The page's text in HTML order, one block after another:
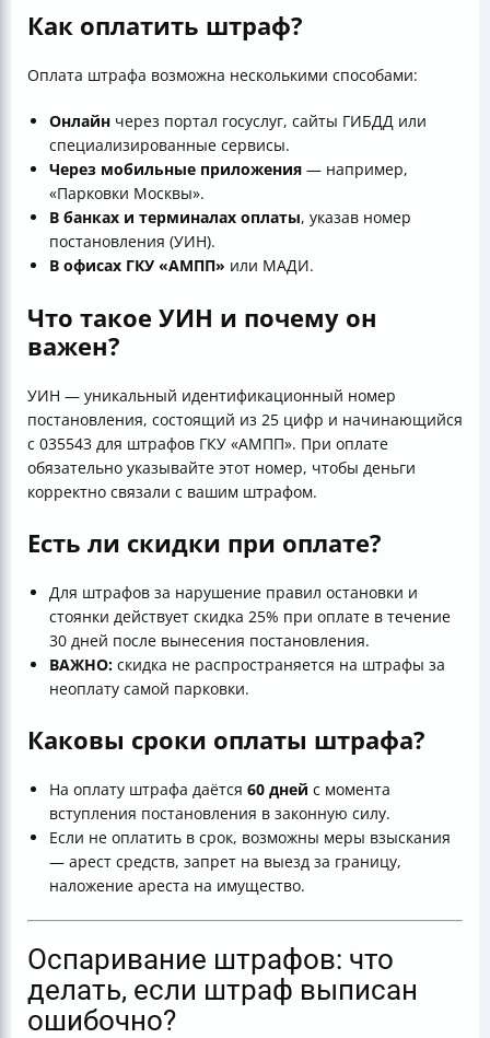
Как оплатить штраф?
Оплата штрафа возможна несколькими способами:
Онлайн через портал госуслуг, сайты ГИБДД или
специализированные сервисы.
Через мобильные приложения — например,
«Парковки Москвы».
В банках и терминалах оплаты, указав номер
постановления (УИН).
В офисах ГКУ «АМПП» или МАДИ.
Что такое УИН и почему он
важен?
УИН — уникальный идентификационный номер
постановления, состоящий из 25 цифр и начинающийся
с 035543 для штрафов ГКУ «АМПП». При оплате
обязательно указывайте этот номер, чтобы деньги
корректно связали с вашим штрафом.
Есть ли скидки при оплате?
Для штрафов за нарушение правил остановки и
стоянки действует скидка 25% при оплате в течение
30 дней после вынесения постановления.
ВАЖНО: скидка не распространяется на штрафы за
неоплату самой парковки.
Каковы сроки оплаты штрафа?
На оплату штрафа даётся 60 дней с момента
вступления постановления в законную силу.
Если не оплатить в срок, возможны меры взыскания
— арест средств, запрет на выезд за границу,
наложение ареста на имущество.
Оспаривание штрафов: что
делать, если штраф выписан
ошибочно?